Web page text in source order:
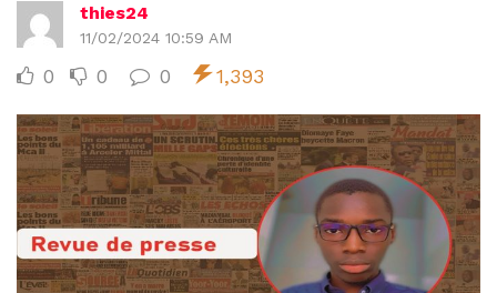
thies24
11/02/2024 10:59 AM
0 0 0 1,393